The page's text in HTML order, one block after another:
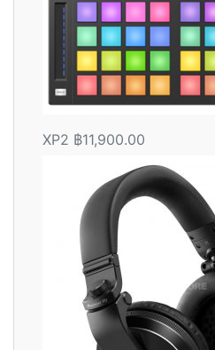
XP2 ฿11,900.00